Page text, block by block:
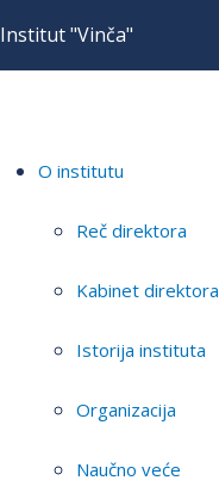
Institut "Vinča"
O institutu
Reč direktora
Kabinet direktora
Istorija instituta
Organizacija
Naučno veće